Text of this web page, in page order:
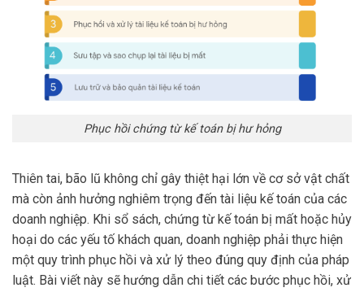
Phục hồi chứng từ kế toán bị hư hỏng
Thiên tai, bão lũ không chỉ gây thiệt hại lớn về cơ sở vật chất
mà còn ảnh hưởng nghiêm trọng đến tài liệu kế toán của các
doanh nghiệp. Khi sổ sách, chứng từ kế toán bị mất hoặc hủy
hoại do các yếu tố khách quan, doanh nghiệp phải thực hiện
một quy trình phục hồi và xử lý theo đúng quy định của pháp
luật. Bài viết này sẽ hướng dẫn chi tiết các bước phục hồi, xử